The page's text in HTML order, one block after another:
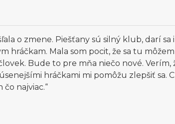
o zmene. Piešťany sú silný klub, darí sa
hráčkam. Mala som pocit, že sa tu
Bude to pre mňa niečo nové. Verím,
hráčkami mi pomôžu zlepšiť sa.
najviac.“